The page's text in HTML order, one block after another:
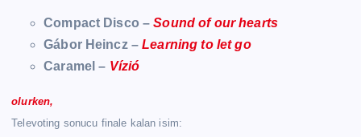
Compact Disco –Sound of our hearts
Gábor Heincz –Learning to let go
Caramel – Vízió
olurken,
Televoting sonucu finale kalan isim: